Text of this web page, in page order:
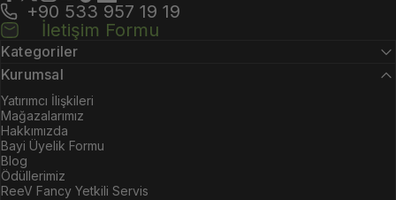
Facebook
X (Twitter)
Instagram
YouTube
TikTok
LinkedIn
+90 533 957 19 19
İletişim Formu
Kategoriler
Kurumsal
Yatırımcı İlişkileri
Mağazalarımız
Hakkımızda
Bayi Üyelik Formu
Blog
Ödüllerimiz
ReeV Fancy Yetkili Servis